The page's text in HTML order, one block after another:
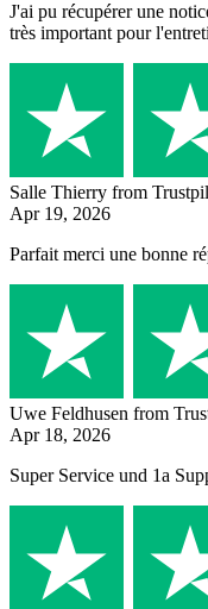
J'ai pu récupérer une
très important pour
Salle Thierry from
Apr 19, 2026
Parfait merci une bonne
Uwe Feldhusen from
Apr 18, 2026
Super Service und 1a